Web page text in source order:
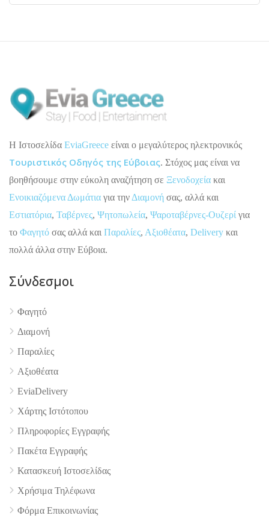
4.9
H Ιστοσελίδα EviaGreece είναι ο μεγαλύτερος ηλεκτρονικός
Τουριστικός Οδηγός της Εύβοιας. Στόχος μας είναι να
βοηθήσουμε στην εύκολη αναζήτηση σε Ξενοδοχεία και
Ενοικιαζόμενα Δωμάτια για την Διαμονή σας, αλλά και
Εστιατόρια, Ταβέρνες, Ψητοπωλεία, Ψαροταβέρνες-Ουζερί για
το Φαγητό σας αλλά και Παραλίες, Αξιοθέατα, Delivery και
πολλά άλλα στην Εύβοια.
Σύνδεσμοι
Φαγητό
Διαμονή
Παραλίες
Αξιοθέατα
EviaDelivery
Χάρτης Ιστότοπου
Πληροφορίες Εγγραφής
Πακέτα Εγγραφής
Κατασκευή Ιστοσελίδας
Χρήσιμα Τηλέφωνα
Φόρμα Επικοινωνίας